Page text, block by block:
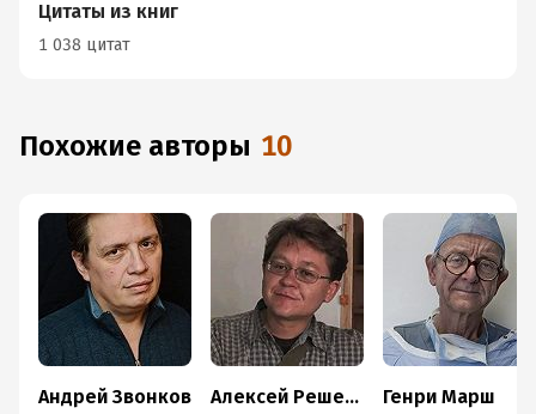
Цитаты из книг
1 038 цитат
Похожие авторы 10
Андрей Звонков Алексей Решетун Генри Марш